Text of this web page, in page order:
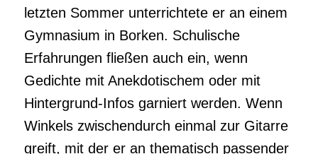
letzten Sommer unterrichtete er an einem
Gymnasium in Borken. Schulische
Erfahrungen fließen auch ein, wenn
Gedichte mit Anekdotischem oder mit
Hintergrund-Infos garniert werden. Wenn
Winkels zwischendurch einmal zur Gitarre
greift, mit der er an thematisch passender